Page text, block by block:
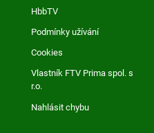
HbbTV
Podmínky užívání
Cookies
Vlastník FTV Prima spol. s
r.o.
Nahlásit chybu